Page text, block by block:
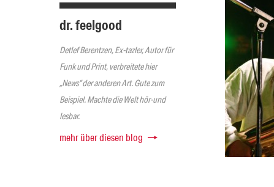
dr. feelgood
Detlef Berentzen, Ex-tazler, Autor für
Funk und Print, verbreitete hier
„News“ der anderen Art. Gute zum
Beispiel. Machte die Welt hör-und
lesbar.
mehr über diesen blog